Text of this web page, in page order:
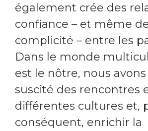
également crée des
confiance – et même
complicité – entre les
Dans le monde
est le nôtre, nous
suscité des rencontres
différentes cultures et,
conséquent, enrichir la